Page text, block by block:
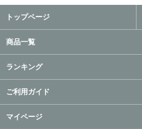
トップページ
商品一覧
ランキング
ご利用ガイド
マイページ